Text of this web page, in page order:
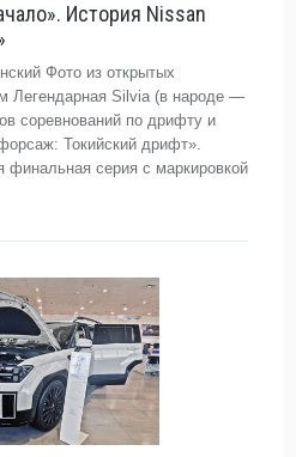
История Nissan
Фото из открытых
Легендарная Silvia (в народе —
соревнований по дрифту и
Токийский дрифт».
финальная серия с маркировкой